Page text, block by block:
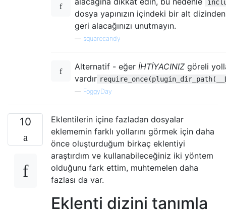
dosya yapınızın içindeki bir alt
geri alacağınızı unutmayın.
squarecandy
Alternatif - eğer İHTİYACINIZ göreli
vardır
— FoggyDay
10
Eklentilerin içine fazladan dosyalar
eklememin farklı yollarını görmek için daha
önce oluşturduğum birkaç eklentiyi
araştırdım ve kullanabileceğiniz iki yöntem
olduğunu fark ettim, muhtemelen daha
fazlası da var.
Eklenti dizini tanımla